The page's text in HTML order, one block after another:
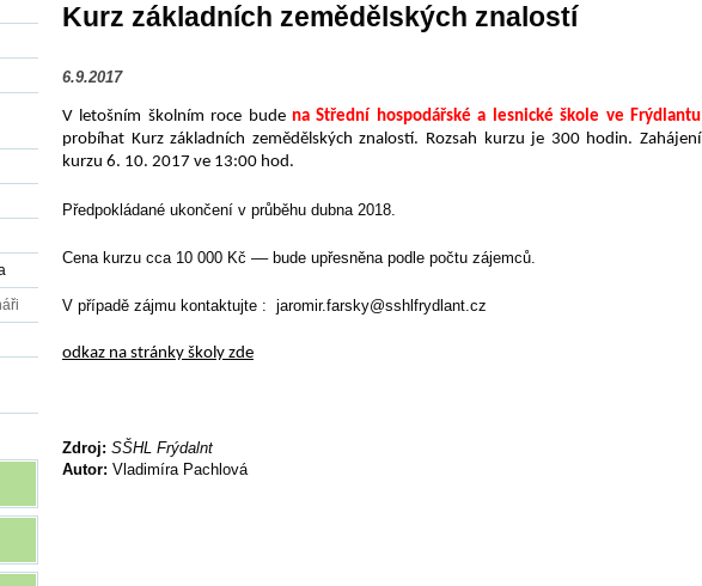
Kurz základních zemědělských znalostí
6.9.2017
V letošním školním roce budena Střední hospodářské a lesnické škole ve Frýdlantu
probíhat Kurz základních zemědělských znalostí. Rozsah kurzu je 300 hodin. Zahájení
kurzu 6. 10. 2017 ve 13:00 hod.
Předpokládané ukončení v průběhu dubna 2018.
Cena kurzu cca 10 000 Kč –– bude upřesněna podle počtu zájemců.
V případě zájmu kontaktujte : jaromir.farsky@sshlfrydlant.cz
odkaz na stránky školy zde
Zdroj: SŠHL Frýdalnt
Autor: Vladimíra Pachlová